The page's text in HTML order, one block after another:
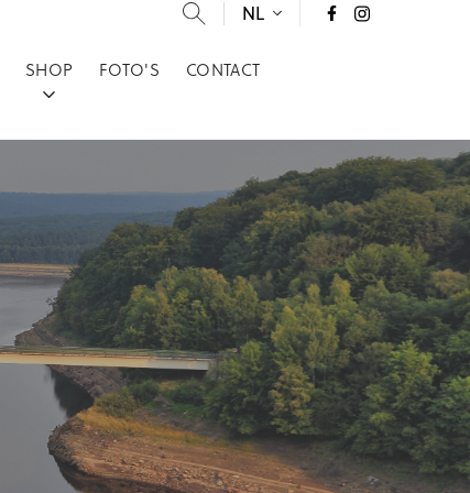
SHOP FOTO'S CONTACT
NL